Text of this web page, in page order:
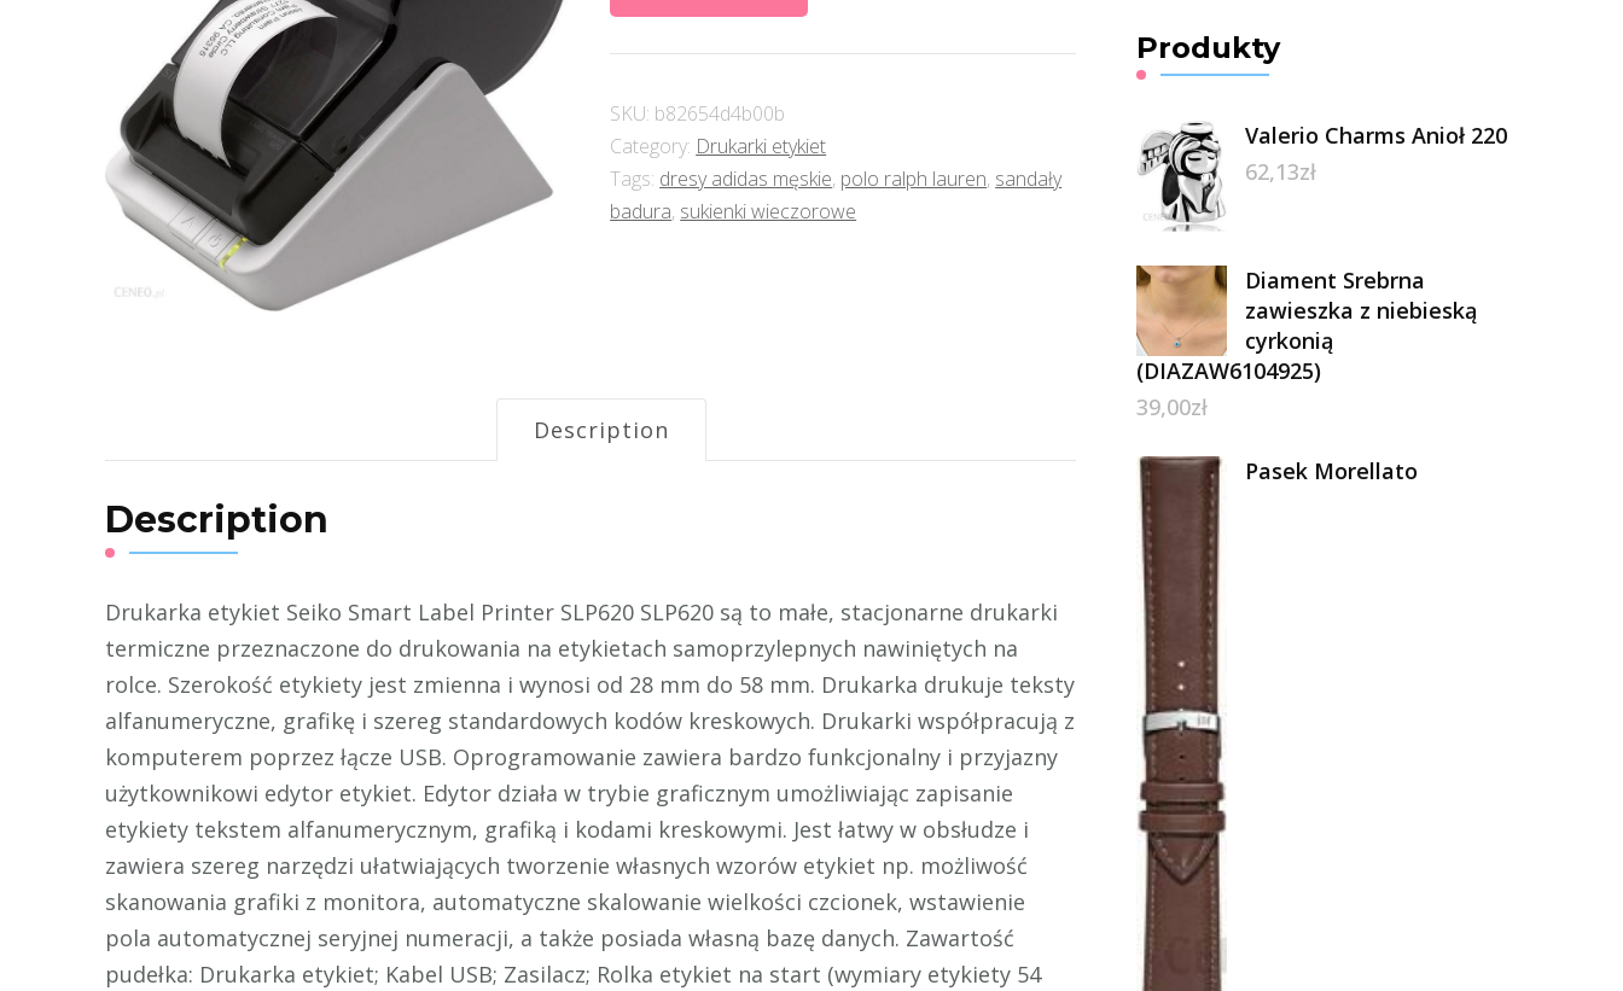
SKU: b82654d4b00b
Category: Drukarki etykiet
Tags: dresy adidas męskie, polo ralph lauren, sandały
badura, sukienki wieczorowe
Description
Description
Drukarka etykiet Seiko Smart Label Printer SLP620 SLP620 są to małe, stacjonarne drukarki
termiczne przeznaczone do drukowania na etykietach samoprzylepnych nawiniętych na
rolce. Szerokość etykiety jest zmienna i wynosi od 28 mm do 58 mm. Drukarka drukuje teksty
alfanumeryczne, grafikę i szereg standardowych kodów kreskowych. Drukarki współpracują z
komputerem poprzez łącze USB. Oprogramowanie zawiera bardzo funkcjonalny i przyjazny
użytkownikowi edytor etykiet. Edytor działa w trybie graficznym umożliwiając zapisanie
etykiety tekstem alfanumerycznym, grafiką i kodami kreskowymi. Jest łatwy w obsłudze i
zawiera szereg narzędzi ułatwiających tworzenie własnych wzorów etykiet np. możliwość
skanowania grafiki z monitora, automatyczne skalowanie wielkości czcionek, wstawienie
pola automatycznej seryjnej numeracji, a także posiada własną bazę danych. Zawartość
pudełka: Drukarka etykiet; Kabel USB; Zasilacz; Rolka etykiet na start (wymiary etykiety 54
Produkty
Valerio Charms Anioł 220
62,13zł
Diament Srebrna
zawieszka z niebieską
cyrkonią
(DIAZAW6104925)
39,00zł
Pasek Morellato